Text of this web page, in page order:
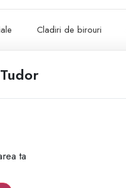
Cladiri de birouri
ta